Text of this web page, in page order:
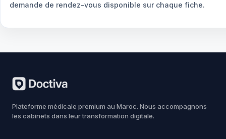
demande de rendez-vous disponible sur chaque fiche.
Plateforme médicale premium au Maroc. Nous accompagnons
les cabinets dans leur transformation digitale.